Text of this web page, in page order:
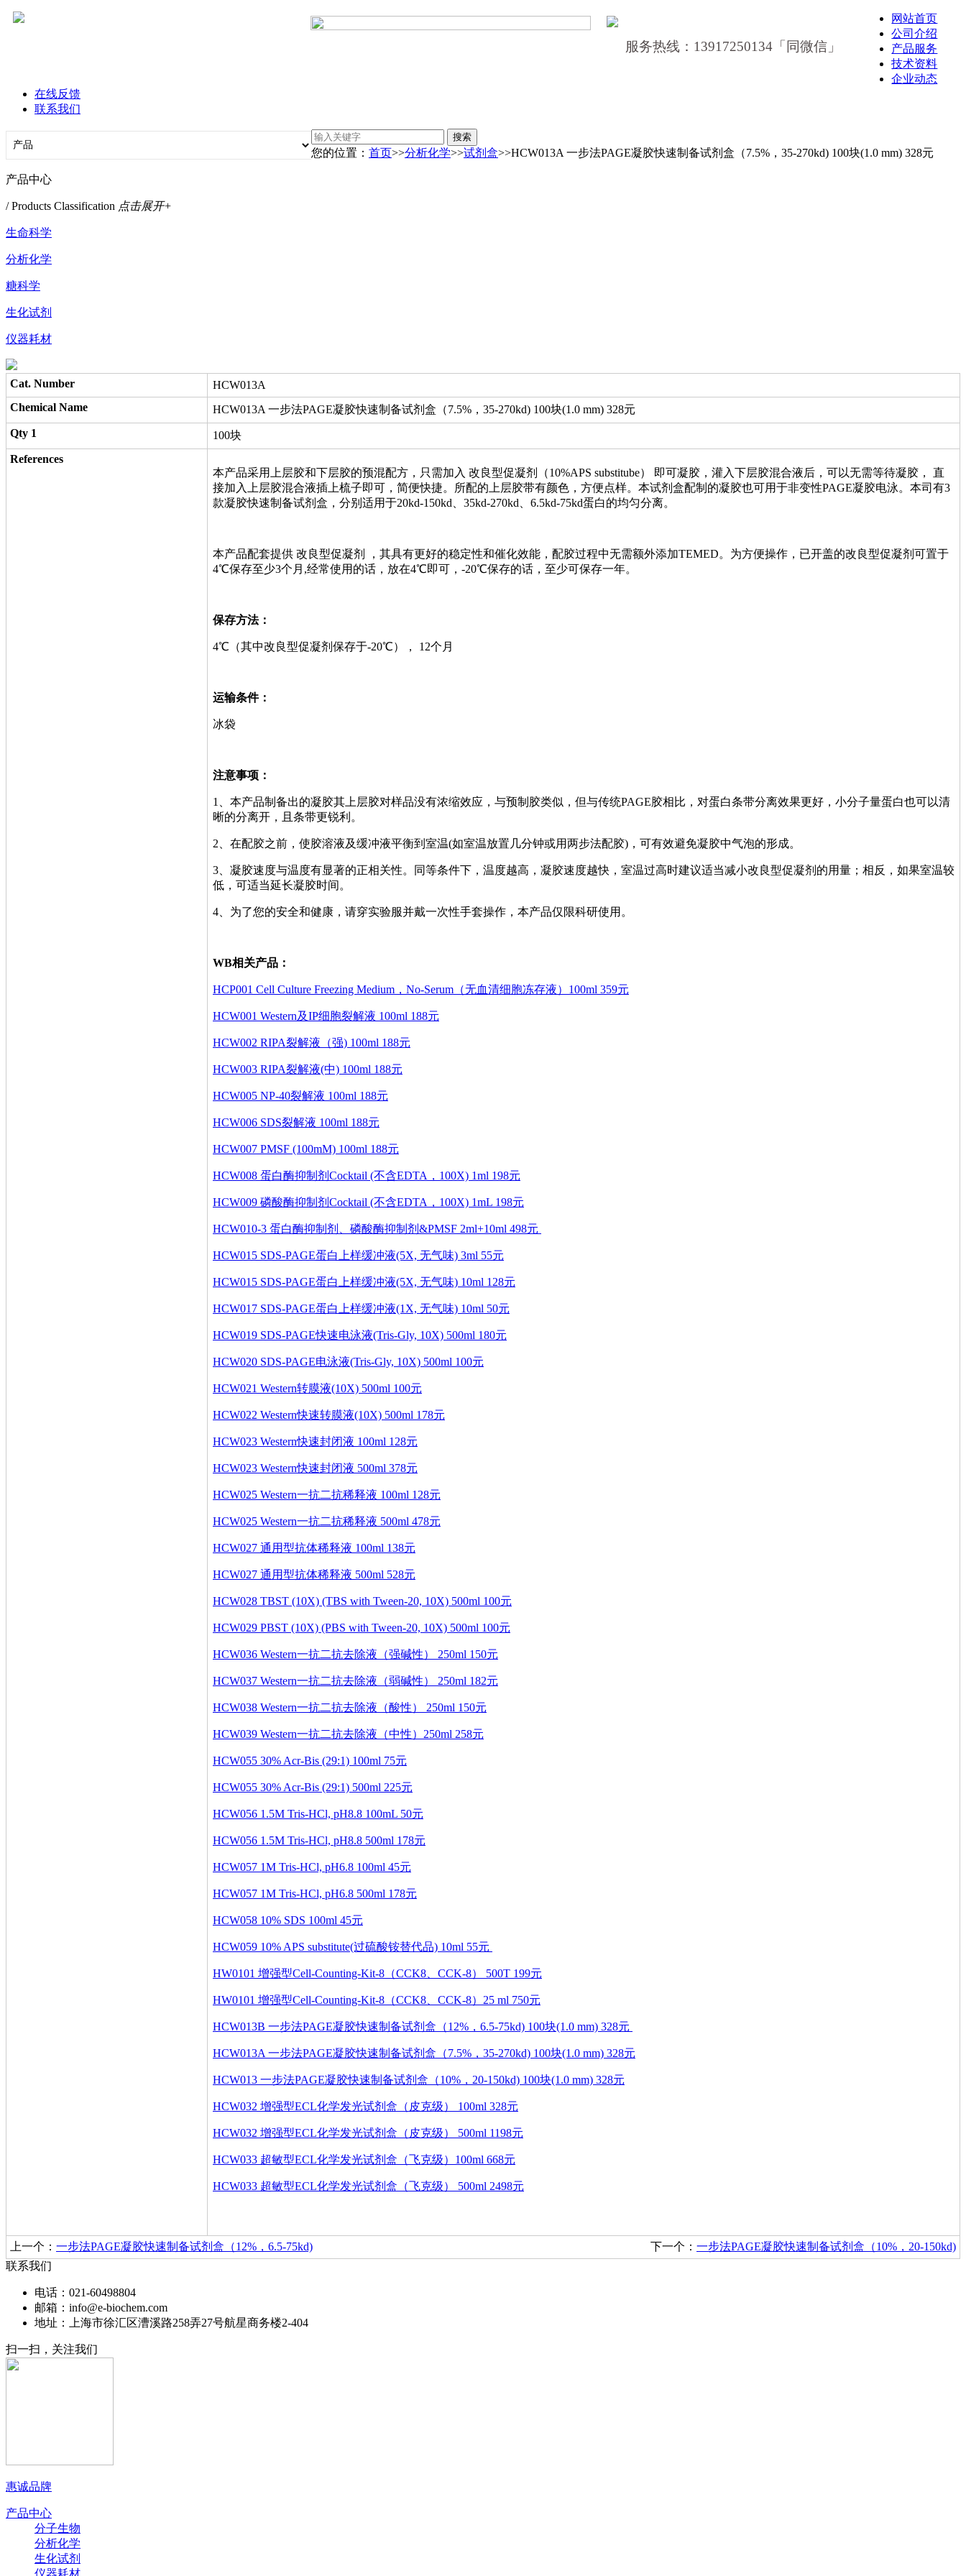
服务热线：13917250134「同微信」
网站首页
公司介绍
产品服务
技术资料
企业动态
在线反馈
联系我们
您的位置： 首页>>分析化学>>试剂盒>>HCW013A 一步法PAGE凝胶快速制备试剂盒（7.5%，35-270kd) 100块(1.0 mm) 328元
产品中心
/ Products Classification 点击展开+
生命科学
分析化学
糖科学
生化试剂
仪器耗材
Cat. Number
HCW013A
Chemical Name
HCW013A 一步法PAGE凝胶快速制备试剂盒（7.5%，35-270kd) 100块(1.0 mm) 328元
Qty 1
100块
References
本产品采用上层胶和下层胶的预混配方，只需加入 改良型促凝剂（10%APS substitube） 即可凝胶，灌入下层胶混合液后，可以无需等待凝胶， 直
接加入上层胶混合液插上梳子即可，简便快捷。所配的上层胶带有颜色，方便点样。本试剂盒配制的凝胶也可用于非变性PAGE凝胶电泳。本司有3
款凝胶快速制备试剂盒，分别适用于20kd-150kd、35kd-270kd、6.5kd-75kd蛋白的均匀分离。
本产品配套提供 改良型促凝剂 ，其具有更好的稳定性和催化效能，配胶过程中无需额外添加TEMED。为方便操作，已开盖的改良型促凝剂可置于
4℃保存至少3个月,经常使用的话，放在4℃即可，-20℃保存的话，至少可保存一年。
保存方法：
4℃（其中改良型促凝剂保存于-20℃）， 12个月
运输条件：
冰袋
注意事项：
1、本产品制备出的凝胶其上层胶对样品没有浓缩效应，与预制胶类似，但与传统PAGE胶相比，对蛋白条带分离效果更好，小分子量蛋白也可以清
晰的分离开，且条带更锐利。
2、在配胶之前，使胶溶液及缓冲液平衡到室温(如室温放置几分钟或用两步法配胶)，可有效避免凝胶中气泡的形成。
3、凝胶速度与温度有显著的正相关性。同等条件下，温度越高，凝胶速度越快，室温过高时建议适当减小改良型促凝剂的用量；相反，如果室温较
低，可适当延长凝胶时间。
4、为了您的安全和健康，请穿实验服并戴一次性手套操作，本产品仅限科研使用。
WB相关产品：
HCP001 Cell Culture Freezing Medium，No-Serum（无血清细胞冻存液）100ml 359元
HCW001 Western及IP细胞裂解液 100ml 188元
HCW002 RIPA裂解液（强) 100ml 188元
HCW003 RIPA裂解液(中) 100ml 188元
HCW005 NP-40裂解液 100ml 188元
HCW006 SDS裂解液 100ml 188元
HCW007 PMSF (100mM) 100ml 188元
HCW008 蛋白酶抑制剂Cocktail (不含EDTA，100X) 1ml 198元
HCW009 磷酸酶抑制剂Cocktail (不含EDTA，100X) 1mL 198元
HCW010-3 蛋白酶抑制剂、磷酸酶抑制剂&PMSF 2ml+10ml 498元
HCW015 SDS-PAGE蛋白上样缓冲液(5X, 无气味) 3ml 55元
HCW015 SDS-PAGE蛋白上样缓冲液(5X, 无气味) 10ml 128元
HCW017 SDS-PAGE蛋白上样缓冲液(1X, 无气味) 10ml 50元
HCW019 SDS-PAGE快速电泳液(Tris-Gly, 10X) 500ml 180元
HCW020 SDS-PAGE电泳液(Tris-Gly, 10X) 500ml 100元
HCW021 Western转膜液(10X) 500ml 100元
HCW022 Western快速转膜液(10X) 500ml 178元
HCW023 Western快速封闭液 100ml 128元
HCW023 Western快速封闭液 500ml 378元
HCW025 Western一抗二抗稀释液 100ml 128元
HCW025 Western一抗二抗稀释液 500ml 478元
HCW027 通用型抗体稀释液 100ml 138元
HCW027 通用型抗体稀释液 500ml 528元
HCW028 TBST (10X) (TBS with Tween-20, 10X) 500ml 100元
HCW029 PBST (10X) (PBS with Tween-20, 10X) 500ml 100元
HCW036 Western一抗二抗去除液（强碱性） 250ml 150元
HCW037 Western一抗二抗去除液（弱碱性） 250ml 182元
HCW038 Western一抗二抗去除液（酸性） 250ml 150元
HCW039 Western一抗二抗去除液（中性）250ml 258元
HCW055 30% Acr-Bis (29:1) 100ml 75元
HCW055 30% Acr-Bis (29:1) 500ml 225元
HCW056 1.5M Tris-HCl, pH8.8 100mL 50元
HCW056 1.5M Tris-HCl, pH8.8 500ml 178元
HCW057 1M Tris-HCl, pH6.8 100ml 45元
HCW057 1M Tris-HCl, pH6.8 500ml 178元
HCW058 10% SDS 100ml 45元
HCW059 10% APS substitute(过硫酸铵替代品) 10ml 55元
HW0101 增强型Cell-Counting-Kit-8（CCK8、CCK-8） 500T 199元
HW0101 增强型Cell-Counting-Kit-8（CCK8、CCK-8）25 ml 750元
HCW013B 一步法PAGE凝胶快速制备试剂盒（12%，6.5-75kd) 100块(1.0 mm) 328元
HCW013A 一步法PAGE凝胶快速制备试剂盒（7.5%，35-270kd) 100块(1.0 mm) 328元
HCW013 一步法PAGE凝胶快速制备试剂盒（10%，20-150kd) 100块(1.0 mm) 328元
HCW032 增强型ECL化学发光试剂盒（皮克级） 100ml 328元
HCW032 增强型ECL化学发光试剂盒（皮克级） 500ml 1198元
HCW033 超敏型ECL化学发光试剂盒（飞克级）100ml 668元
HCW033 超敏型ECL化学发光试剂盒（飞克级） 500ml 2498元
下一个： 一步法PAGE凝胶快速制备试剂盒（10%，20-150kd)
上一个： 一步法PAGE凝胶快速制备试剂盒（12%，6.5-75kd)
联系我们
电话：021-60498804
邮箱：info@e-biochem.com
地址：上海市徐汇区漕溪路258弄27号航星商务楼2-404
扫一扫，关注我们
惠诚品牌
产品中心
分子生物
分析化学
生化试剂
仪器耗材